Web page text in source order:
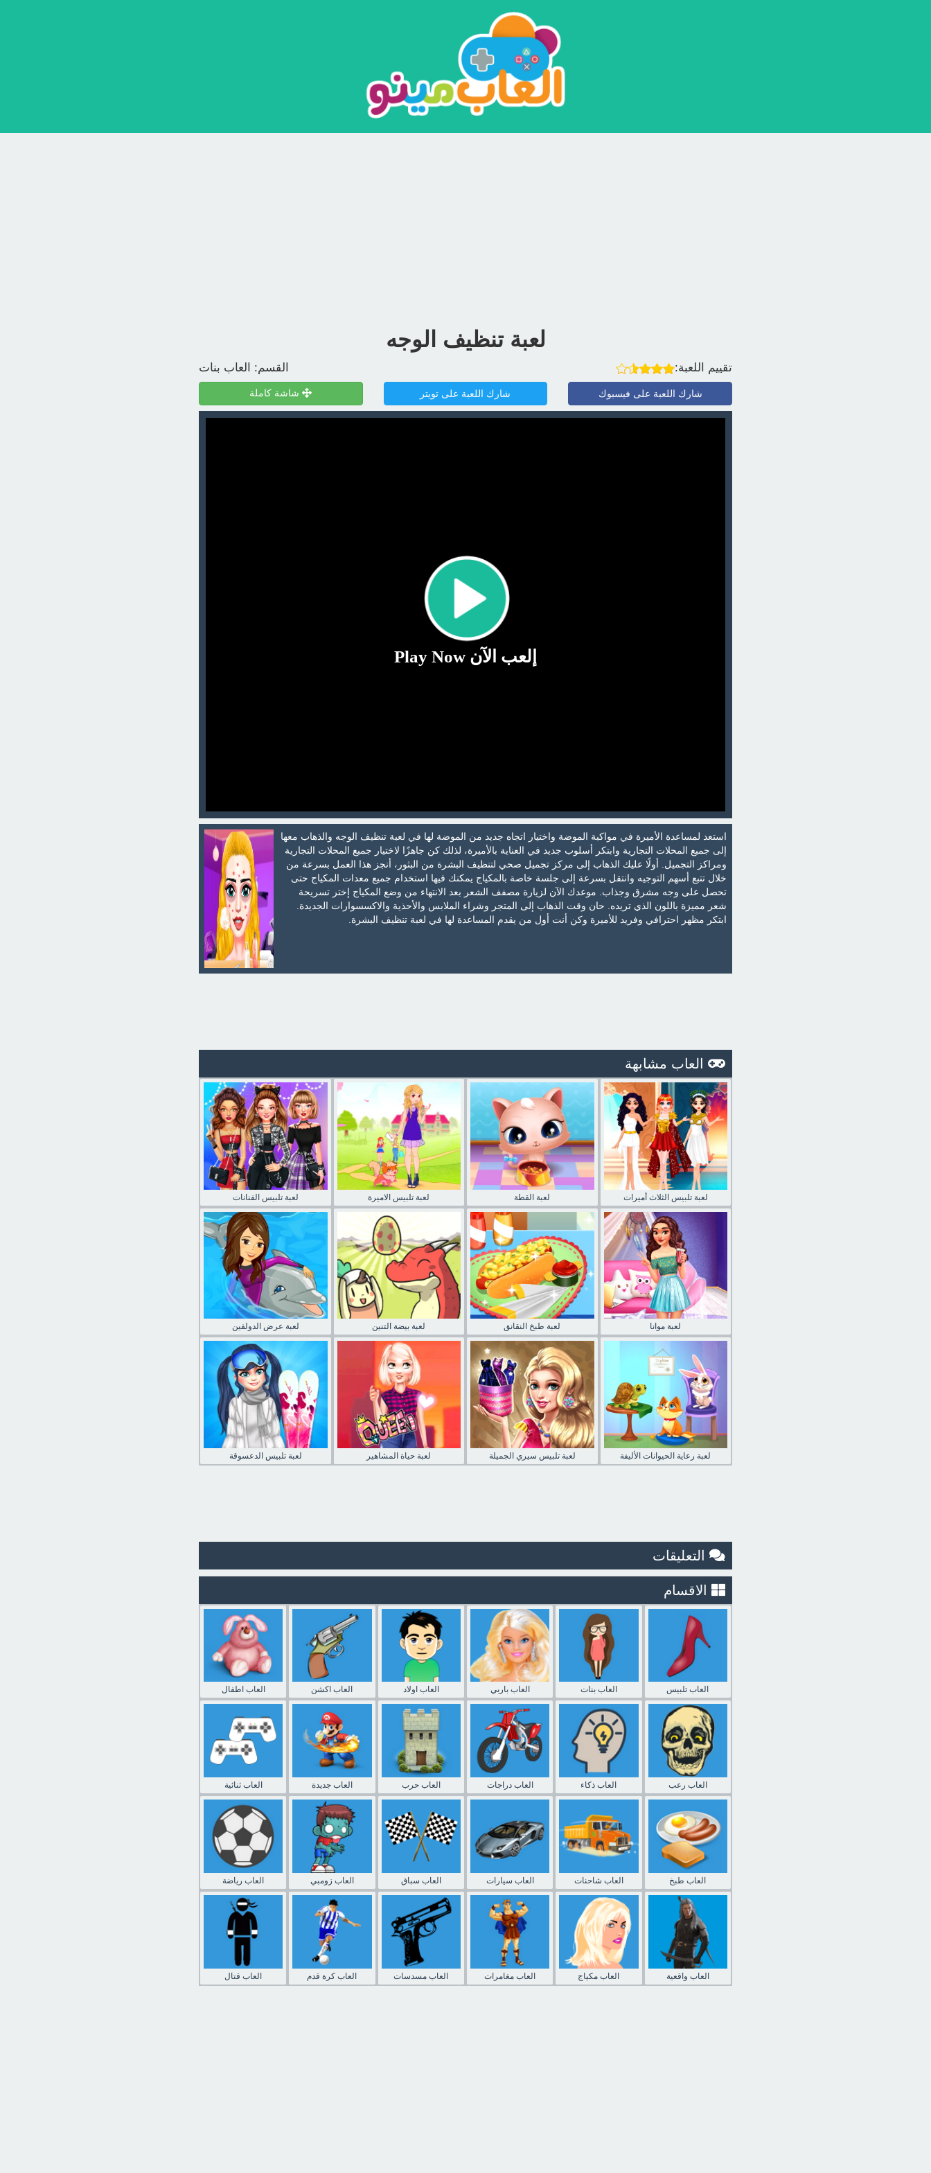
لعبة تنظيف الوجه
القسم: العاب بنات تقييم اللعبة:
شاشة كاملة شارك اللعبة على تويتر شارك اللعبة على فيسبوك
إلعب الآن Play Now
استعد لمساعدة الأميرة في مواكبة الموضة واختيار اتجاه جديد من الموضة لها في لعبة تنظيف الوجه والذهاب معها
إلى جميع المحلات التجارية وابتكر أسلوب جديد في العناية بالأميرة، لذلك كن جاهزًا لاختيار جميع المحلات التجارية
ومراكز التجميل. أولًا عليك الذهاب إلى مركز تجميل صحي لتنظيف البشرة من البثور، أنجز هذا العمل بسرعة من
خلال تتبع أسهم التوجيه وانتقل بسرعة إلى جلسة خاصة بالمكياج يمكنك فيها استخدام جميع معدات المكياج حتى
تحصل على وجه مشرق وجذاب. موعدك الآن لزيارة مصفف الشعر بعد الانتهاء من وضع المكياج إختر تسريحة
شعر مميزة باللون الذي تريده. حان وقت الذهاب إلى المتجر وشراء الملابس والأحذية والاكسسوارات الجديدة.
ابتكر مظهر احترافي وفريد للأميرة وكن أنت أول من يقدم المساعدة لها في لعبة تنظيف البشرة.
العاب مشابهة
لعبة تلبيس الفنانات لعبة تلبيس الاميرة لعبة القطة لعبة تلبيس الثلاث أميرات
لعبة عرض الدولفين لعبة بيضة التنين لعبة طبخ النقانق لعبة موانا
لعبة تلبيس الدعسوقة لعبة حياة المشاهير لعبة تلبيس سيري الجميلة لعبة رعاية الحيوانات الأليفة
التعليقات
الاقسام
العاب اطفال العاب اكشن العاب اولاد العاب باربي العاب بنات العاب تلبيس
العاب ثنائية العاب جديدة العاب حرب العاب دراجات العاب ذكاء العاب رعب
العاب رياضة العاب زومبي العاب سباق العاب سيارات العاب شاحنات العاب طبخ
العاب قتال العاب كرة قدم العاب مسدسات العاب مغامرات العاب مكياج العاب واقعية